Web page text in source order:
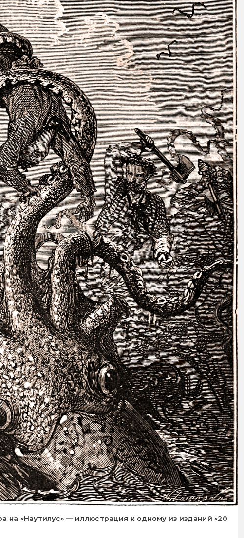
на «Наутилус» — иллюстрация к одному из изданий «20